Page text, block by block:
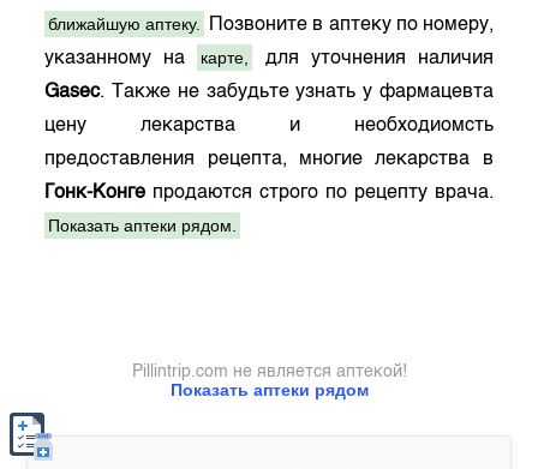
ближайшую аптеку.
Позвоните в аптеку по номеру,
указанному на
карте,
для уточнения наличия
Gasec. Также не забудьте узнать у фармацевта
цену лекарства и необходиомсть
предоставления рецепта, многие лекарства в
Гонк-Конге продаются строго по рецепту врача.
Показать аптеки рядом.
Показать аптеки рядом
Pillintrip.com не является аптекой!